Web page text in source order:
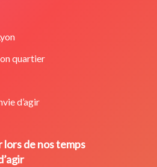
quartier
d’agir
lors de nos temps